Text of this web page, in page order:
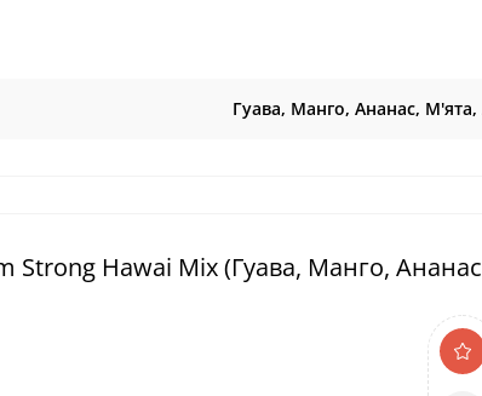
Гуава, Манго, Ананас, М'ята,
Strong Hawai Mix (Гуава, Манго,